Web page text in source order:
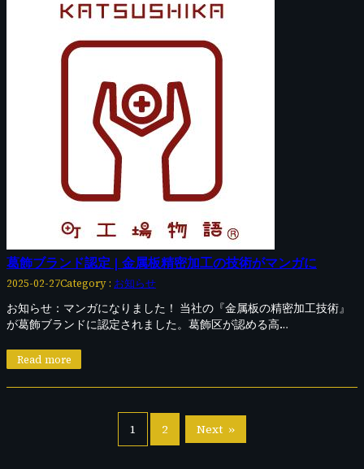
葛飾ブランド認定 | 金属板精密加工の技術がマンガに
2025-02-27Category : お知らせ
お知らせ：マンガになりました！ 当社の『金属板の精密加工技術』
が葛飾ブランドに認定されました。葛飾区が認める高…
Read more
1 2 Next »